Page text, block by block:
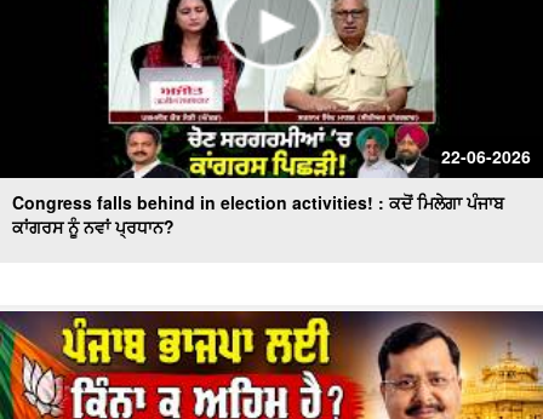
22-06-2026
Congress falls behind in election activities! : ਕਦੋਂ ਮਿਲੇਗਾ ਪੰਜਾਬ
ਕਾਂਗਰਸ ਨੂੰ ਨਵਾਂ ਪ੍ਰਧਾਨ?